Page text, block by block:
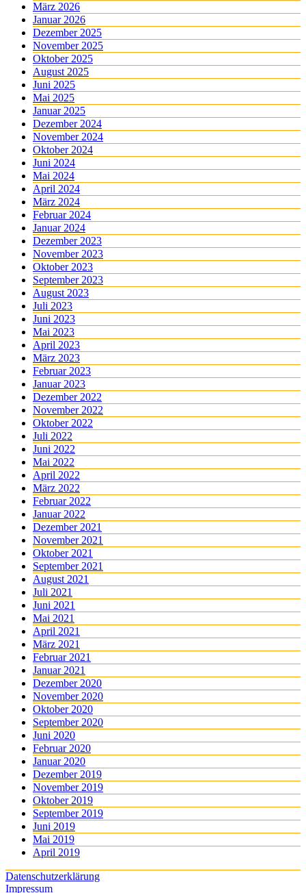
März 2026
Januar 2026
Dezember 2025
November 2025
Oktober 2025
August 2025
Juni 2025
Mai 2025
Januar 2025
Dezember 2024
November 2024
Oktober 2024
Juni 2024
Mai 2024
April 2024
März 2024
Februar 2024
Januar 2024
Dezember 2023
November 2023
Oktober 2023
September 2023
August 2023
Juli 2023
Juni 2023
Mai 2023
April 2023
März 2023
Februar 2023
Januar 2023
Dezember 2022
November 2022
Oktober 2022
Juli 2022
Juni 2022
Mai 2022
April 2022
März 2022
Februar 2022
Januar 2022
Dezember 2021
November 2021
Oktober 2021
September 2021
August 2021
Juli 2021
Juni 2021
Mai 2021
April 2021
März 2021
Februar 2021
Januar 2021
Dezember 2020
November 2020
Oktober 2020
September 2020
Juni 2020
Februar 2020
Januar 2020
Dezember 2019
November 2019
Oktober 2019
September 2019
Juni 2019
Mai 2019
April 2019
Datenschutzerklärung
Impressum